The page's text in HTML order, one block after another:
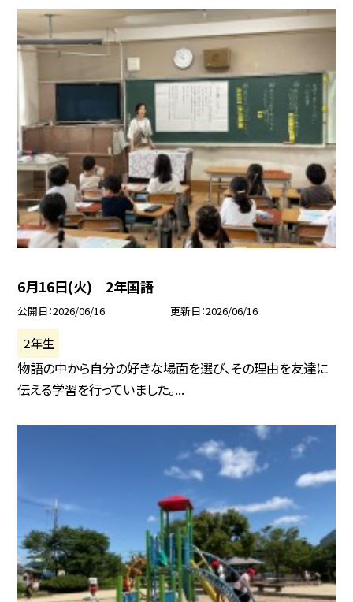
6月16日(火) 2年国語
公開日 2026/06/16 更新日 2026/06/16
２年生
物語の中から自分の好きな場面を選び、その理由を友達に
伝える学習を行っていました。...